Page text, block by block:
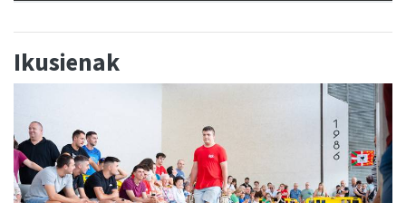
Ikusienak